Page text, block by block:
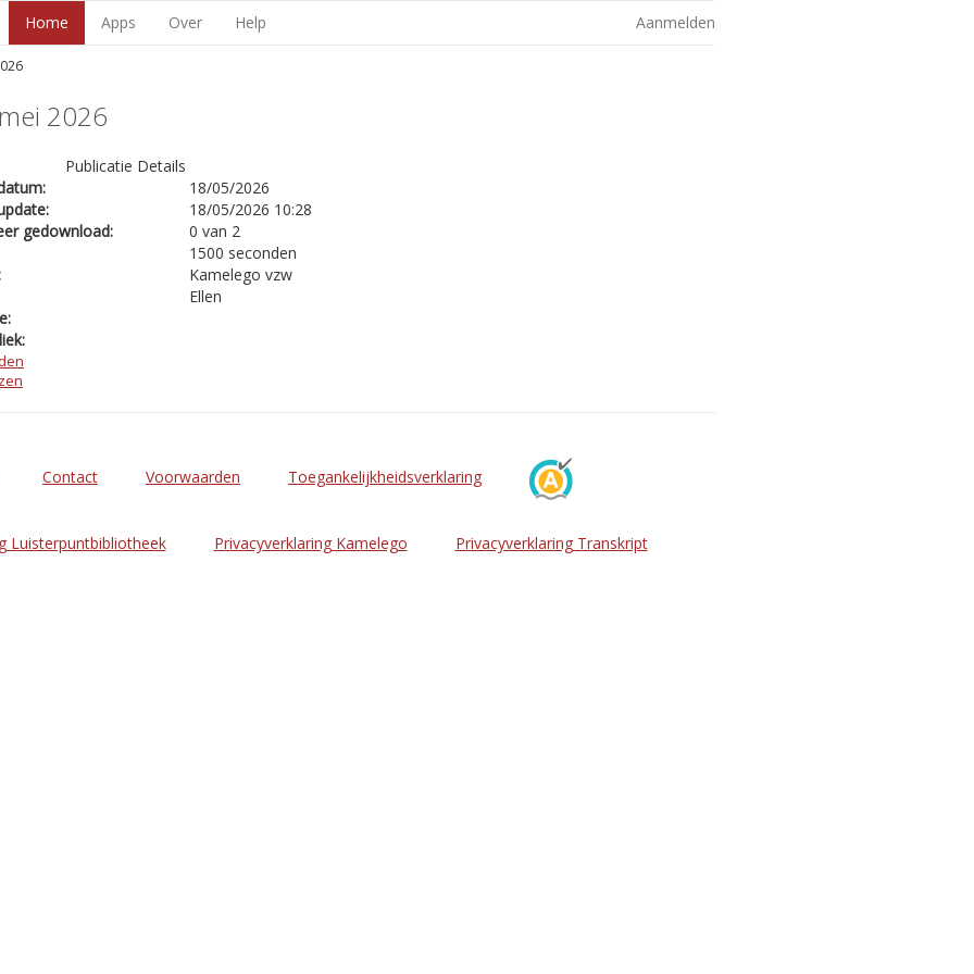
Home Apps Over Help Aanmelden
2026
Publicatie Details
18/05/2026
18/05/2026 10:28
gedownload:
0 van 2
1500 seconden
Kamelego vzw
Ellen
Contact Voorwaarden Toegankelijkheidsverklaring
Luisterpuntbibliotheek Privacyverklaring Kamelego Privacyverklaring Transkript